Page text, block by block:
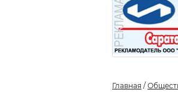
Главная /